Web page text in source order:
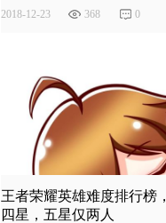
2018-12-23 368 0
王者荣耀英雄难度排行榜
四星，五星仅两人